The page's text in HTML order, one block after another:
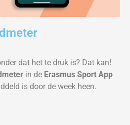
dat het te druk is? Dat kan!
in de Erasmus Sport App
is door de week heen.